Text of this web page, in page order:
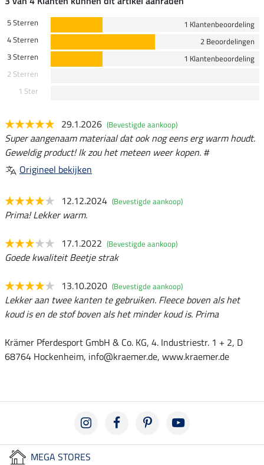
5 Sterren
1 Klantenbeoordeling
4 Sterren
2 Beoordelingen
3 Sterren
1 Klantenbeoordeling
2 Sterren
1 Ster
29.1.2026 (Bevestigde aankoop)
Super aangenaam materiaal dat ook nog eens erg warm houdt.
Geweldig product! Ik zou het meteen weer kopen. #
Origineel bekijken
12.12.2024 (Bevestigde aankoop)
Prima! Lekker warm.
17.1.2022 (Bevestigde aankoop)
Goede kwaliteit Beetje strak
13.10.2020 (Bevestigde aankoop)
Lekker aan twee kanten te gebruiken. Fleece boven als het
koud is en de stof boven als het minder koud is. Prima
Krämer Pferdesport GmbH & Co. KG, 4. Industriestr. 1 + 2, D
68764 Hockenheim, info@kraemer.de, www.kraemer.de
MEGA STORES